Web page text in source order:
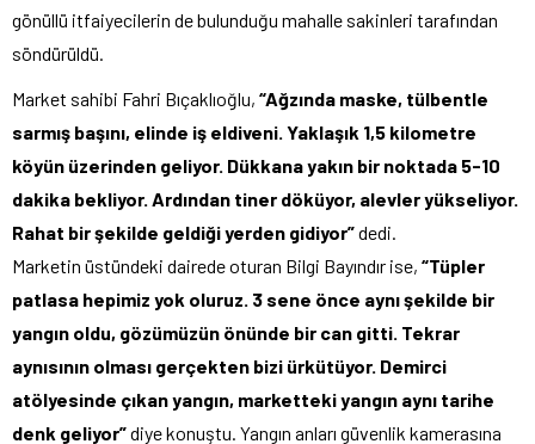
gönüllü itfaiyecilerin de bulunduğu mahalle sakinleri tarafından
söndürüldü.
Market sahibi Fahri Bıçaklıoğlu, “Ağzında maske, tülbentle
sarmış başını, elinde iş eldiveni. Yaklaşık 1,5 kilometre
köyün üzerinden geliyor. Dükkana yakın bir noktada 5-10
dakika bekliyor. Ardından tiner döküyor, alevler yükseliyor.
Rahat bir şekilde geldiği yerden gidiyor”dedi.
Marketin üstündeki dairede oturan Bilgi Bayındır ise, “Tüpler
patlasa hepimiz yok oluruz. 3 sene önce aynı şekilde bir
yangın oldu, gözümüzün önünde bir can gitti. Tekrar
aynısının olması gerçekten bizi ürkütüyor. Demirci
atölyesinde çıkan yangın, marketteki yangın aynı tarihe
denk geliyor”diye konuştu. Yangın anları güvenlik kamerasına